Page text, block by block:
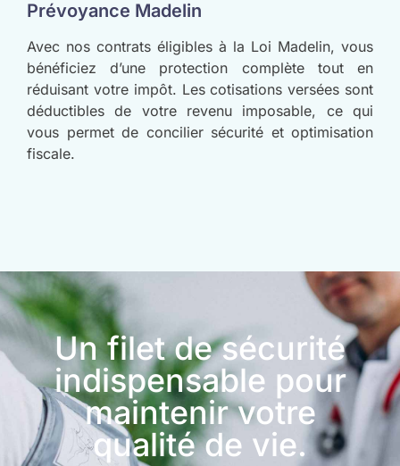
Prévoyance Madelin
Avec nos contrats éligibles à la Loi Madelin, vous
bénéficiez d’une protection complète tout en
réduisant votre impôt. Les cotisations versées sont
déductibles de votre revenu imposable, ce qui
vous permet de concilier sécurité et optimisation
fiscale.
Un filet de sécurité
indispensable pour
maintenir votre
qualité de vie.